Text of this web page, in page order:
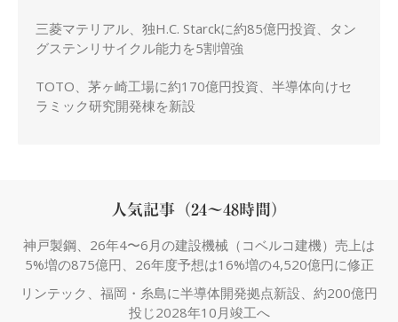
三菱マテリアル、独H.C. Starckに約85億円投資、タン
グステンリサイクル能力を5割増強
TOTO、茅ヶ崎工場に約170億円投資、半導体向けセ
ラミック研究開発棟を新設
人気記事（24～48時間）
神戸製鋼、26年4〜6月の建設機械（コベルコ建機）売上は
5%増の875億円、26年度予想は16%増の4,520億円に修正
リンテック、福岡・糸島に半導体開発拠点新設、約200億円
投じ2028年10月竣工へ